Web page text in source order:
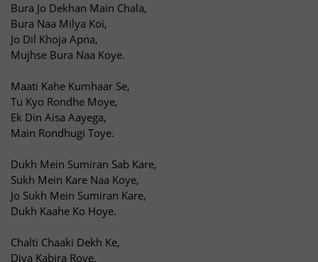
Bura Jo Dekhan Main Chala,
Bura Naa Milya Koi,
Jo Dil Khoja Apna,
Mujhse Bura Naa Koye.
Maati Kahe Kumhaar Se,
Tu Kyo Rondhe Moye,
Ek Din Aisa Aayega,
Main Rondhugi Toye.
Dukh Mein Sumiran Sab Kare,
Sukh Mein Kare Naa Koye,
Jo Sukh Mein Sumiran Kare,
Dukh Kaahe Ko Hoye.
Chalti Chaaki Dekh Ke,
Diya Kabira Roye,